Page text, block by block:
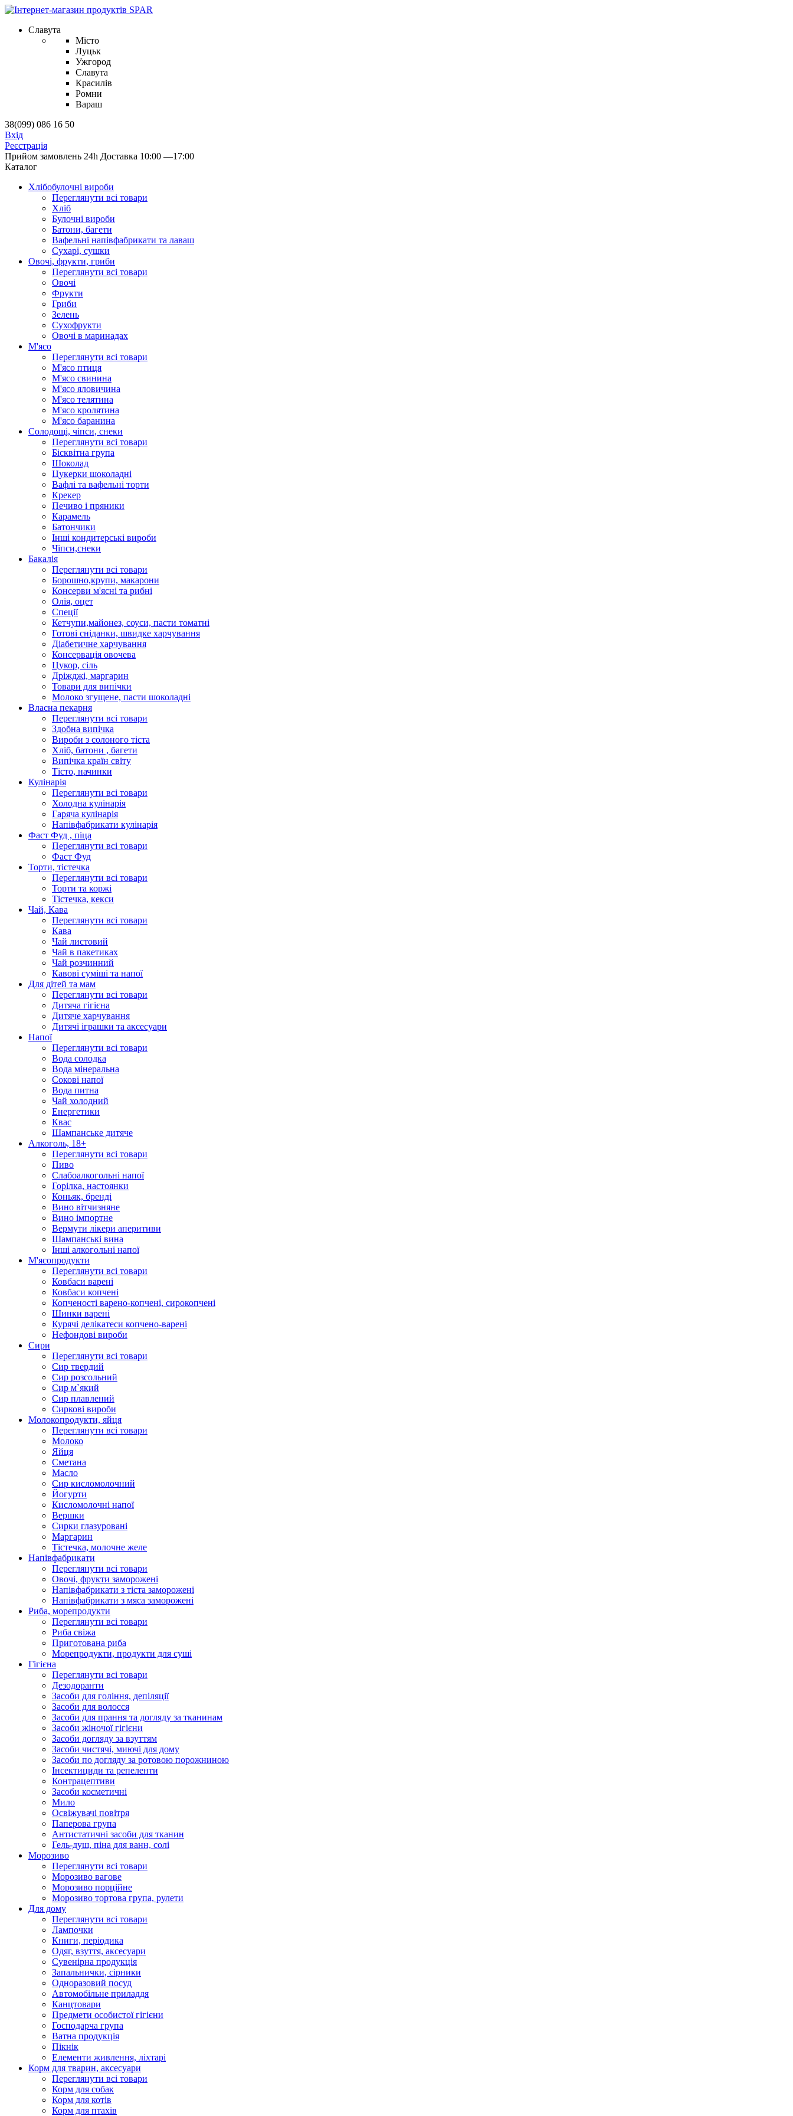
Славута
Місто
Луцьк
Ужгород
Славута
Красилів
Ромни
Вараш
38(099) 086 16 50
Вхід
Реєстрація
Прийом замовлень 24h Доставка 10:00 —17:00
Каталог
Хлібобулочні вироби
Переглянути всі товари
Хліб
Булочні вироби
Батони, багети
Вафельні напівфабрикати та лаваш
Сухарі, сушки
Овочі, фрукти, гриби
Переглянути всі товари
Овочі
Фрукти
Гриби
Зелень
Сухофрукти
Овочі в маринадах
М'ясо
Переглянути всі товари
М'ясо птиця
М'ясо свинина
М'ясо яловичина
М'ясо телятина
М'ясо кролятина
М'ясо баранина
Солодощі, чіпси, снеки
Переглянути всі товари
Бісквітна група
Шоколад
Цукерки шоколадні
Вафлі та вафельні торти
Крекер
Печиво і пряники
Карамель
Батончики
Інші кондитерські вироби
Чіпси,снеки
Бакалія
Переглянути всі товари
Борошно,крупи, макарони
Консерви м'ясні та рибні
Олія, оцет
Спеції
Кетчупи,майонез, соуси, пасти томатні
Готові сніданки, швидке харчування
Діабетичне харчування
Консервація овочева
Цукор, сіль
Дріжджі, маргарин
Товари для випічки
Молоко згущене, пасти шоколадні
Власна пекарня
Переглянути всі товари
Здобна випічка
Вироби з солоного тіста
Хліб, батони , багети
Випічка країн світу
Тісто, начинки
Кулінарія
Переглянути всі товари
Холодна кулінарія
Гаряча кулінарія
Напівфабрикати кулінарія
Фаст Фуд , піца
Переглянути всі товари
Фаст Фуд
Торти, тістечка
Переглянути всі товари
Торти та коржі
Тістечка, кекси
Чай, Кава
Переглянути всі товари
Кава
Чай листовий
Чай в пакетиках
Чай розчинний
Кавові суміші та напої
Для дітей та мам
Переглянути всі товари
Дитяча гігієна
Дитяче харчування
Дитячі іграшки та аксесуари
Напої
Переглянути всі товари
Вода солодка
Вода мінеральна
Сокові напої
Вода питна
Чай холодний
Енергетики
Квас
Шампанське дитяче
Алкоголь, 18+
Переглянути всі товари
Пиво
Слабоалкогольні напої
Горілка, настоянки
Коньяк, бренді
Вино вітчизняне
Вино імпортне
Вермути лікери аперитиви
Шампанські вина
Інші алкогольні напої
М'ясопродукти
Переглянути всі товари
Ковбаси варені
Ковбаси копчені
Копченості варено-копчені, сирокопчені
Шинки варені
Курячі делікатеси копчено-варені
Нефондові вироби
Сири
Переглянути всі товари
Сир твердий
Сир розсольний
Сир м`який
Сир плавлений
Сиркові вироби
Молокопродукти, яйця
Переглянути всі товари
Молоко
Яйця
Сметана
Масло
Сир кисломолочний
Йогурти
Кисломолочні напої
Вершки
Сирки глазуровані
Маргарин
Тістечка, молочне желе
Напівфабрикати
Переглянути всі товари
Овочі, фрукти заморожені
Напівфабрикати з тіста заморожені
Напівфабрикати з мяса заморожені
Риба, морепродукти
Переглянути всі товари
Риба свіжа
Приготована риба
Морепродукти, продукти для суші
Гігієна
Переглянути всі товари
Дезодоранти
Засоби для гоління, депіляції
Засоби для волосся
Засоби для прання та догляду за тканинам
Засоби жіночої гігієни
Засоби догляду за взуттям
Засоби чистячі, миючі для дому
Засоби по догляду за ротовою порожниною
Інсектициди та репеленти
Контрацептиви
Засоби косметичні
Мило
Освіжувачі повітря
Паперова група
Антистатичні засоби для тканин
Гель-душ, піна для ванн, солі
Морозиво
Переглянути всі товари
Морозиво вагове
Морозиво порційне
Морозиво тортова група, рулети
Для дому
Переглянути всі товари
Лампочки
Книги, періодика
Одяг, взуття, аксесуари
Сувенірна продукція
Запальнички, сірники
Одноразовий посуд
Автомобільне приладдя
Канцтовари
Предмети особистої гігієни
Господарча група
Ватна продукція
Пікнік
Елементи живлення, ліхтарі
Корм для тварин, аксесуари
Переглянути всі товари
Корм для собак
Корм для котів
Корм для птахів